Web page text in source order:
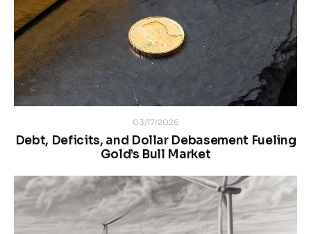
03/17/2026
Debt, Deficits, and Dollar Debasement Fueling
Gold’s Bull Market